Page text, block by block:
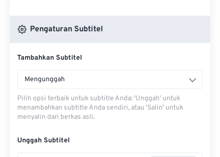
Pengaturan Subtitel
Tambahkan Subtitel
Mengunggah
Pilih opsi terbaik untuk subtitle Anda: 'Unggah' untuk
menambahkan subtitle Anda sendiri, atau 'Salin' untuk
menyalin dari berkas asli.
Unggah Subtitel